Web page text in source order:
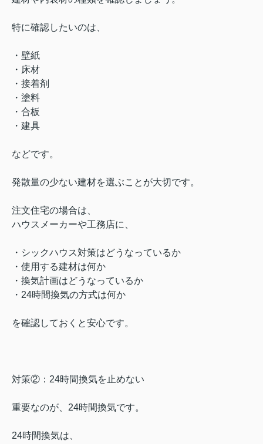
特に確認したいのは、
・壁紙
・床材
・接着剤
・塗料
・合板
・建具
などです。
発散量の少ない建材を選ぶことが大切です。
注文住宅の場合は、
ハウスメーカーや工務店に、
・シックハウス対策はどうなっているか
・使用する建材は何か
・換気計画はどうなっているか
・24時間換気の方式は何か
を確認しておくと安心です。
対策②：24時間換気を止めない
重要なのが、24時間換気です。
24時間換気は、